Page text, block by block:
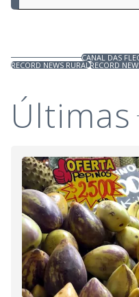
CANAL DAS
RECORD NEWS RURALRECORD
Últimas